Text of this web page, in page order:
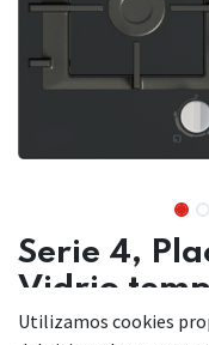
Serie 4,
Vidrio
PNP6B6K40
Utilizamos cookies